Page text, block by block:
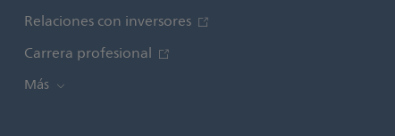
Relaciones con inversores
Carrera profesional
Más